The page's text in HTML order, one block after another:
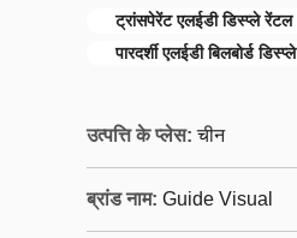
ट्रांसपेरेंट एलईडी डिस्प्ले रेंटल
पारदर्शी एलईडी बिलबोर्ड डिस्प्ले
उत्पत्ति के प्लेस: चीन
ब्रांड नाम: Guide Visual